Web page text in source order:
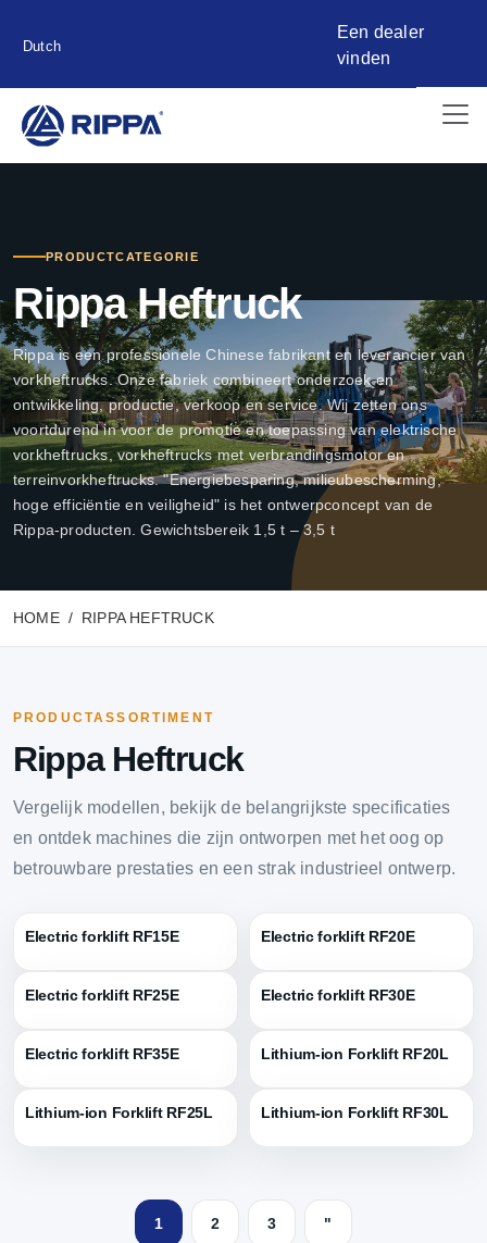
Dutch
Een dealer
vinden
PRODUCTCATEGORIE
Rippa Heftruck
Rippa is een professionele Chinese fabrikant en leverancier van
vorkheftrucks. Onze fabriek combineert onderzoek en
ontwikkeling, productie, verkoop en service. Wij zetten ons
voortdurend in voor de promotie en toepassing van elektrische
vorkheftrucks, vorkheftrucks met verbrandingsmotor en
terreinvorkheftrucks. "Energiebesparing, milieubescherming,
hoge efficiëntie en veiligheid" is het ontwerpconcept van de
Rippa-producten. Gewichtsbereik 1,5 t – 3,5 t
HOME RIPPA HEFTRUCK
PRODUCTASSORTIMENT
Rippa Heftruck
Vergelijk modellen, bekijk de belangrijkste specificaties
en ontdek machines die zijn ontworpen met het oog op
betrouwbare prestaties en een strak industrieel ontwerp.
Electric forklift RF15E Electric forklift RF20E
Electric forklift RF25E Electric forklift RF30E
Electric forklift RF35E Lithium-ion Forklift RF20L
Lithium-ion Forklift RF25L Lithium-ion Forklift RF30L
1 2 3 "